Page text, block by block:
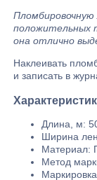
положительных
она отлично
Наклеивать
и записать в
Длина, м:
Ширина
Материал:
Метод